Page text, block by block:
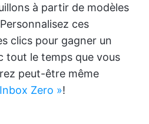
à partir de modèles
ces
clics pour gagner un
tout le temps que vous
peut-être même
Zero »!